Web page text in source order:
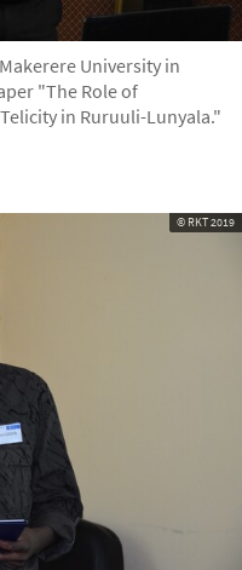
University in
"The Role of
in Ruruuli-Lunyala."
© RKT 2019